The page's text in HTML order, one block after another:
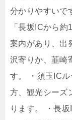
分かりやすいで
「長坂ICから
案内があり、出
沢寄りか、韮崎
す。 ・須玉IC
方、観光シーズ
ります。 ・長